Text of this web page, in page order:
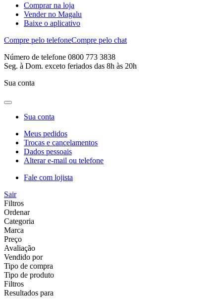
Comprar na loja
Vender no Magalu
Baixe o aplicativo
Compre pelo telefoneCompre pelo chat
Número de telefone 0800 773 3838
Seg. à Dom. exceto feriados das 8h às 20h
Sua conta
Sua conta
Meus pedidos
Trocas e cancelamentos
Dados pessoais
Alterar e-mail ou telefone
Fale com lojista
Sair
Filtros
Ordenar
Categoria
Marca
Preço
Avaliação
Vendido por
Tipo de compra
Tipo de produto
Filtros
Resultados para